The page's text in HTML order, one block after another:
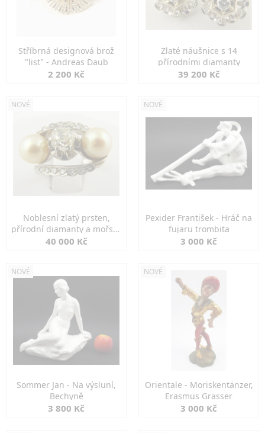
Stříbrná designová brož
"list" - Andreas Daub
2 200 Kč
Zlaté náušnice s 14
přírodními diamanty
39 200 Kč
NOVÉ
Noblesní zlatý prsten,
přírodní diamanty a mořské
perly
40 000 Kč
NOVÉ
Pexider František - Hráč na
fujaru trombita
3 000 Kč
NOVÉ
Sommer Jan - Na výsluní,
Bechyně
3 800 Kč
NOVÉ
Orientale - Moriskentänzer,
Erasmus Grasser
3 000 Kč